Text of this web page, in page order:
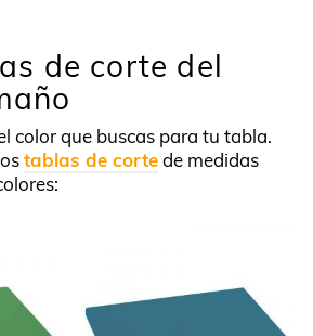
de corte del
color que buscas para tu tabla.
tablas de cortede medidas